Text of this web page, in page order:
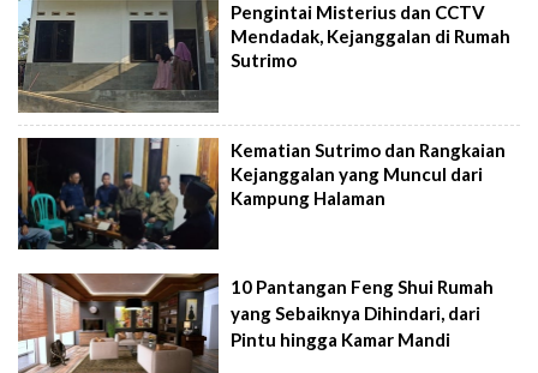
Pengintai Misterius dan CCTV
Mendadak, Kejanggalan di Rumah
Sutrimo
Kematian Sutrimo dan Rangkaian
Kejanggalan yang Muncul dari
Kampung Halaman
10 Pantangan Feng Shui Rumah
yang Sebaiknya Dihindari, dari
Pintu hingga Kamar Mandi